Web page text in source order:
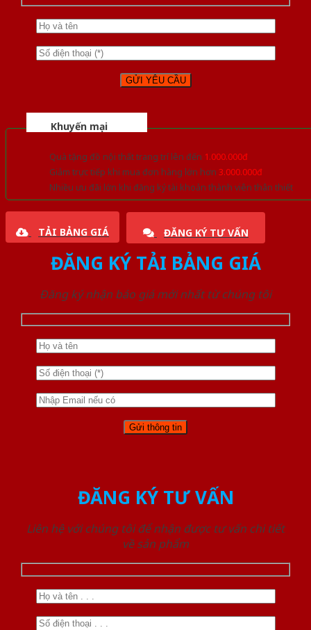
Khuyến mại
Quà tặng đồ nội thất trang trí lên đến 1.000.000đ
Giảm trực tiếp khi mua đơn hàng lớn hơn 3.000.000đ
Nhiều ưu đãi lớn khi đăng ký tài khoản thành viên thân thiết
TẢI BẢNG GIÁ ĐĂNG KÝ TƯ VẤN
ĐĂNG KÝ TẢI BẢNG GIÁ
Đăng ký nhận báo giá mới nhất từ chúng tôi
ĐĂNG KÝ TƯ VẤN
Liên hệ với chúng tôi để nhận được tư vấn chi tiết
về sản phẩm